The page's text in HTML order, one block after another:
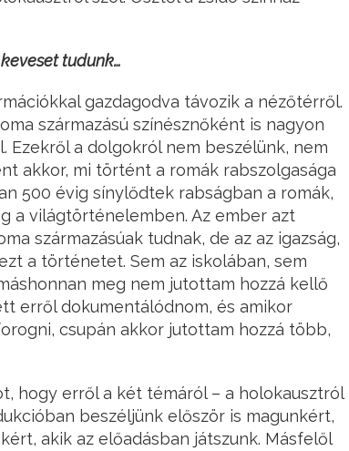
tudunk…
gazdagodva távozik a nézőtérről.
származású színésznőként is nagyon
Ezekről a dolgokról nem beszélünk, nem
akkor, mi történt a romák rabszolgasága
500 évig sínylődtek rabságban a romák,
a világtörténelemben. Az ember azt
származásúak tudnak, de az az igazság,
a történetet. Sem az iskolában, sem
meg nem jutottam hozzá kellő
erről dokumentálódnom, és amikor
csupán akkor jutottam hozzá több,
hogy erről a két témáról – a holokausztról
beszéljünk először is magunkért,
akik az előadásban játszunk. Másfelől